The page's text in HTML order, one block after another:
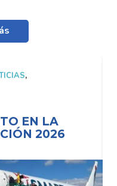
,
EN LA
2026